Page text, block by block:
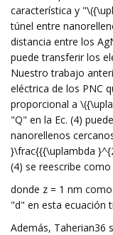
característica y
túnel entre
distancia entre los
puede transferir los
Nuestro trabajo
eléctrica de los PNC
proporcional a
"Q" en la Ec. (4)
nanorellenos
}\frac{{{\uplambda
(4) se reescribe como
donde z = 1 nm
"d" en esta ecuación
Además, Taherian36